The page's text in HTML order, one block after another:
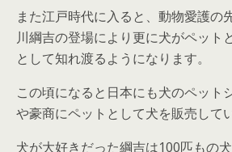
また江戸時代に入ると、動物愛護の
川綱吉の登場により更に犬がペット
として知れ渡るようになります。
この頃になると日本にも犬のペット
や豪商にペットとして犬を販売して
犬が大好きだった綱吉は100匹もの